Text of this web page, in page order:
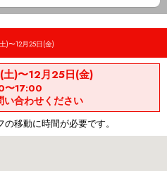
)〜12月25日(金)
)〜12月25日(金)
〜17:00
い合わせください
移動に時間が必要です。